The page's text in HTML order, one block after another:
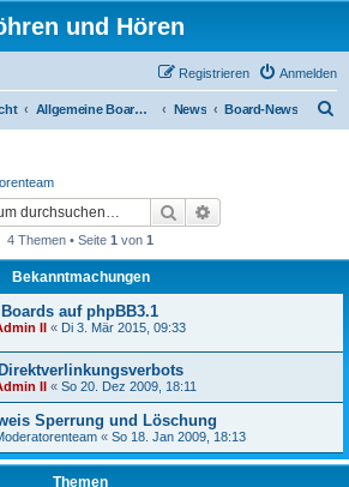
und Hören
Anmelden
Registrieren
Allgemeine Boardinfos News Board-News
Suche
4 Themen • Seite 1 von 1
Bekanntmachungen
auf phpBB3.1
II « Di 3. Mär 2015, 09:33
II « So 20. Dez 2009, 18:11
Sperrung und Löschung
« So 18. Jan 2009, 18:13
Themen